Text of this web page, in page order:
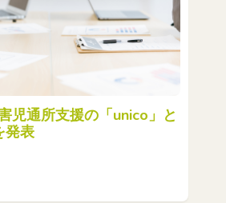
児通所支援の「unico」と
発表